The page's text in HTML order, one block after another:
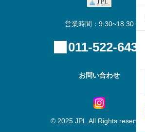
営業時間：9:30~18:30
011-522-6439
お問い合わせ
© 2025 JPL.All Rights reserved.